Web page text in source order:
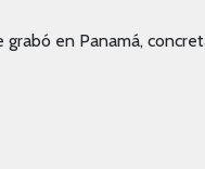
grabó en Panamá,